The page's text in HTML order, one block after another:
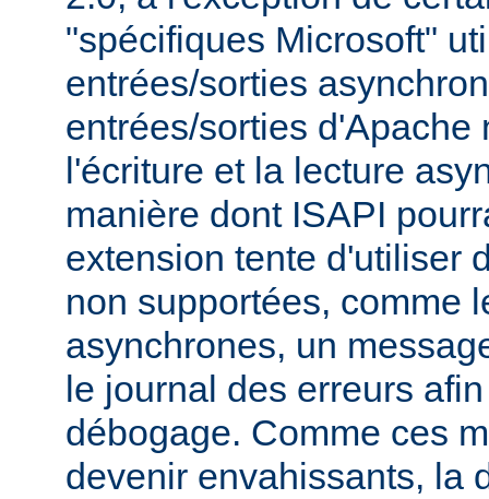
"spécifiques Microsoft"
entrées/sorties
entrées/sorties d'Apache
l'écriture et la lecture
manière dont ISAPI
extension tente d'utiliser
non supportées, comme
asynchrones, un
le journal des erreurs
débogage. Comme ces
devenir envahissants, la